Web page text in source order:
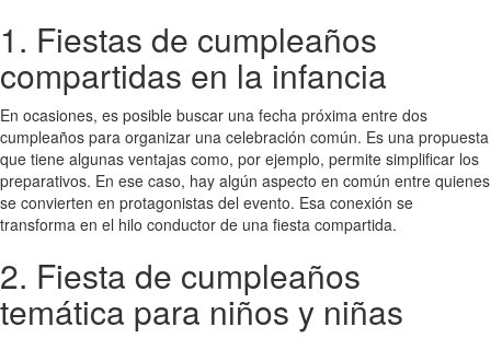
1. Fiestas de cumpleaños
compartidas en la infancia
En ocasiones, es posible buscar una fecha próxima entre dos
cumpleaños para organizar una celebración común. Es una propuesta
que tiene algunas ventajas como, por ejemplo, permite simplificar los
preparativos. En ese caso, hay algún aspecto en común entre quienes
se convierten en protagonistas del evento. Esa conexión se
transforma en el hilo conductor de una fiesta compartida.
2. Fiesta de cumpleaños
temática para niños y niñas